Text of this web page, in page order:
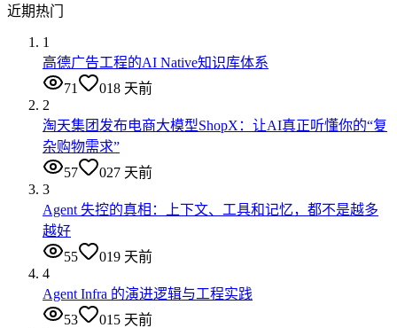
近期热门
1
高德广告工程的AI Native知识库体系
71
018 天前
2
淘天集团发布电商大模型ShopX：让AI真正听懂你的“复
杂购物需求”
57
027 天前
3
Agent 失控的真相：上下文、工具和记忆，都不是越多
越好
55
019 天前
4
Agent Infra 的演进逻辑与工程实践
53
015 天前